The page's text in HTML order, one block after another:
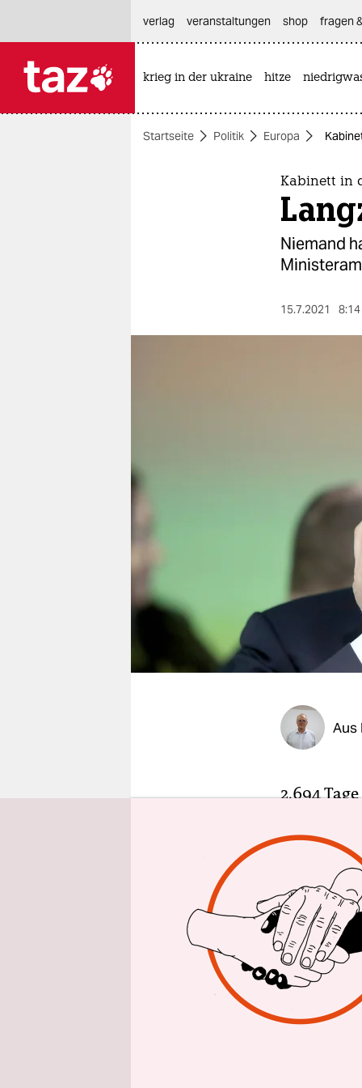
themen
verlag
veranstaltungen
shop
fragen & hilfe
unterstützen
abo
verlag
veranstaltungen shop fragen
krieg in der ukraine hitze
Startseite Politik Europa
Kabinett in
Niemand
15.7.2021
Aus
2.694
lange ein
war es
erklärte
Es bleibt
geborene
der
dass es
schaffen